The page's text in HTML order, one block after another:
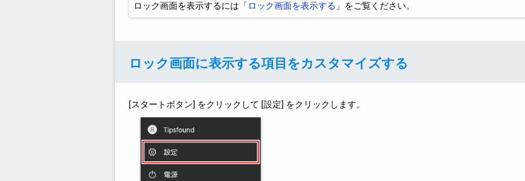
ロック画面を表示するには「ロック画面を表示する 」をご覧ください。
ロック画面に表示する項目をカスタマイズする
[スタートボタン] をクリックして [設定] をクリックします。